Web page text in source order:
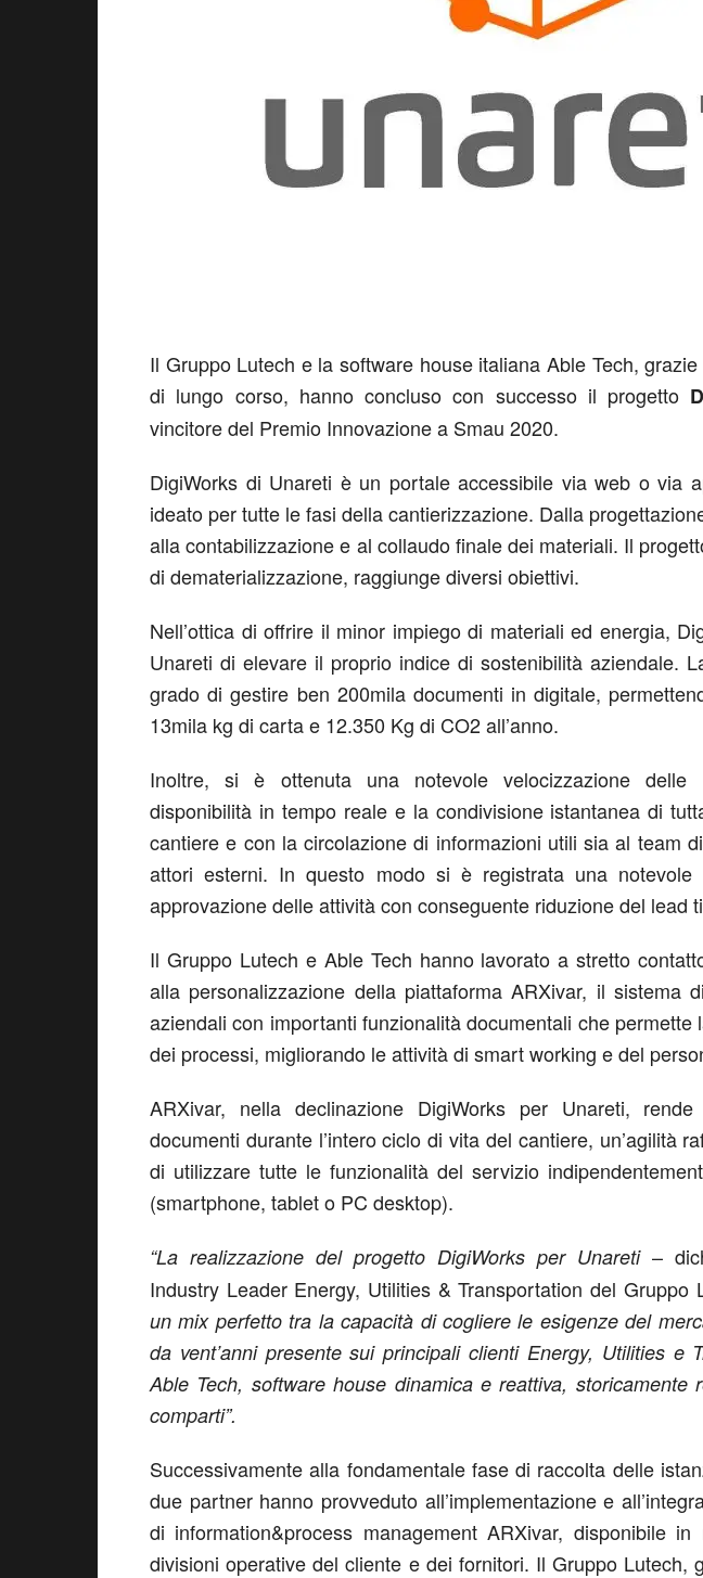
Il Gruppo Lutech e la software house italiana Able Tech,
di lungo corso, hanno concluso con successo il progetto
vincitore del Premio Innovazione a Smau 2020.
DigiWorks di Unareti è un portale accessibile via web o via
ideato per tutte le fasi della cantierizzazione. Dalla
alla contabilizzazione e al collaudo finale dei materiali. Il
di dematerializzazione, raggiunge diversi obiettivi.
Nell’ottica di offrire il minor impiego di materiali ed energia,
Unareti di elevare il proprio indice di sostenibilità aziendale.
grado di gestire ben 200mila documenti in digitale,
13mila kg di carta e 12.350 Kg di CO2 all’anno.
Inoltre, si è ottenuta una notevole velocizzazione delle
disponibilità in tempo reale e la condivisione istantanea di
cantiere e con la circolazione di informazioni utili sia al team
attori esterni. In questo modo si è registrata una
approvazione delle attività con conseguente riduzione del lead
Il Gruppo Lutech e Able Tech hanno lavorato a stretto
alla personalizzazione della piattaforma ARXivar, il sistema
aziendali con importanti funzionalità documentali che permette
dei processi, migliorando le attività di smart working e del
ARXivar, nella declinazione DigiWorks per Unareti,
documenti durante l’intero ciclo di vita del cantiere, un’agilità
di utilizzare tutte le funzionalità del servizio
(smartphone, tablet o PC desktop).
“La realizzazione del progetto DigiWorks per Unareti–
Industry Leader Energy, Utilities & Transportation del Gruppo
un mix perfetto tra la capacità di cogliere le esigenze del
da vent’anni presente sui principali clienti Energy, Utilities e
Able Tech, software house dinamica e reattiva, storicamente
comparti”.
Successivamente alla fondamentale fase di raccolta delle
due partner hanno provveduto all’implementazione e
di information&process management ARXivar, disponibile
divisioni operative del cliente e dei fornitori. Il Gruppo Lutech,